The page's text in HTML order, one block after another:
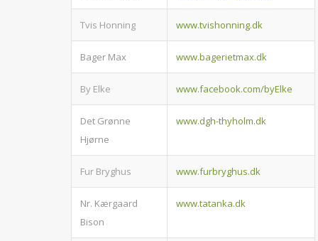
Tvis Honning www.tvishonning.dk
Bager Max www.bagerietmax.dk
By Elke www.facebook.com/byElke
Det Grønne
Hjørne
www.dgh-thyholm.dk
Fur Bryghus www.furbryghus.dk
Nr. Kærgaard
Bison
www.tatanka.dk